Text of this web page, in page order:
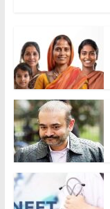
c
e
b
o
o
k
er